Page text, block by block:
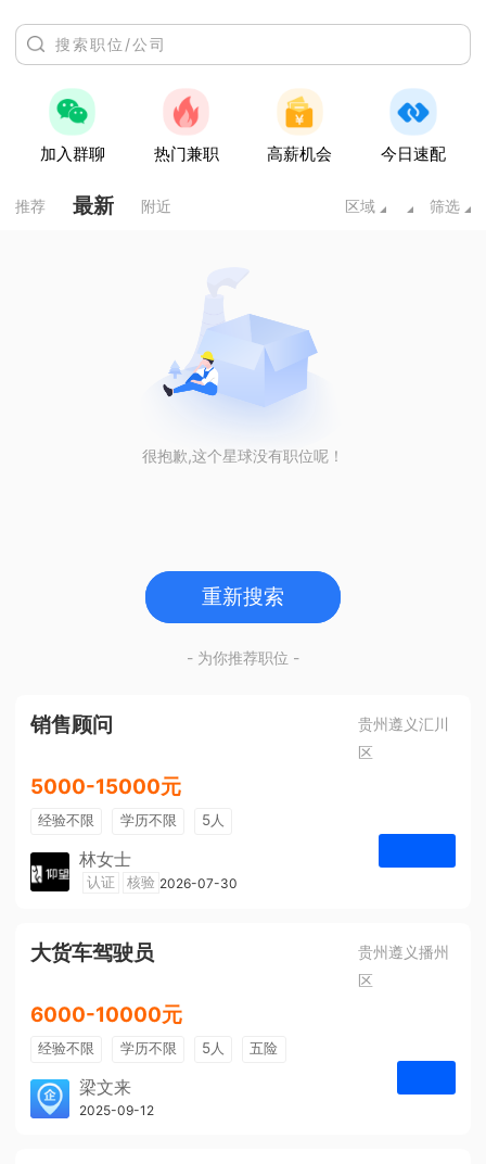
加入群聊 热门兼职 高薪机会 今日速配
推荐 最新 附近 区域 筛选
很抱歉,这个星球没有职位呢！
重新搜索
- 为你推荐职位 -
销售顾问
贵州遵义汇川
区
5000-15000元
经验不限 学历不限 5人
林女士
遵义仰望体验空间
认证 核验 2026-07-30
大货车驾驶员
贵州遵义播州
区
6000-10000元
经验不限 学历不限 5人
五险
免费培训
包住宿
梁文来
贵州璟琦物流有限公司
2025-09-12